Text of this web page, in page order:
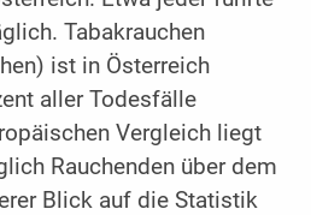
Tabakrauchen
ist in Österreich
aller Todesfälle
Vergleich liegt
Rauchenden über dem
Blick auf die Statistik